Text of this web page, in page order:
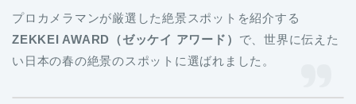
プロカメラマンが厳選した絶景スポットを紹介する
ZEKKEI AWARD （ゼッケイ アワード） で、世界に伝えた
い日本の春の絶景のスポットに選ばれました。